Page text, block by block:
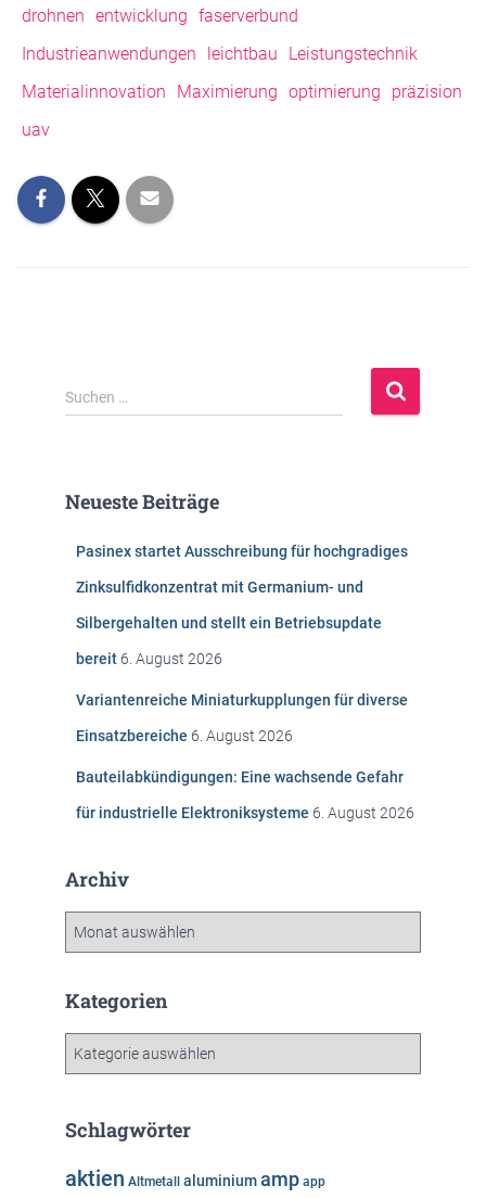
drohnen entwicklung faserverbund
Industrieanwendungen
leichtbau
Leistungstechnik
Materialinnovation
Maximierung optimierung
präzision
uav
S
u
n
Suchen …
Neueste Beiträge
Pasinex startet Ausschreibung für hochgradiges
Zinksulfidkonzentrat mit Germanium- und
Silbergehalten und stellt ein Betriebsupdate
bereit 6. August 2026
Variantenreiche Miniaturkupplungen für diverse
Einsatzbereiche 6. August 2026
Bauteilabkündigungen: Eine wachsende Gefahr
für industrielle Elektroniksysteme 6. August 2026
Archiv
h
Kategorien
g
r
Schlagwörter
aktien Altmetall aluminiumamp app